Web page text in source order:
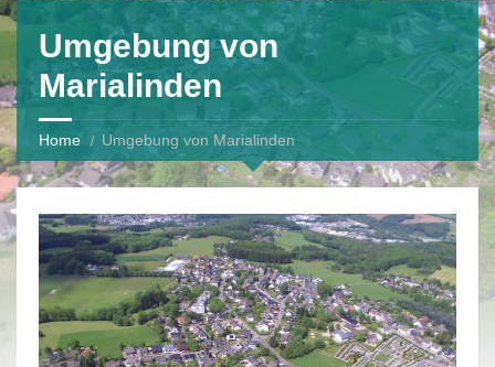
Umgebung von
Marialinden
Home Umgebung von Marialinden